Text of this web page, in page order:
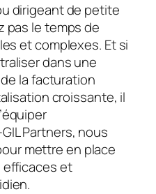
dirigeant de petite
pas le temps de
et complexes. Et si
dans une
la facturation
croissante, il
Partners, nous
mettre en place
efficaces et